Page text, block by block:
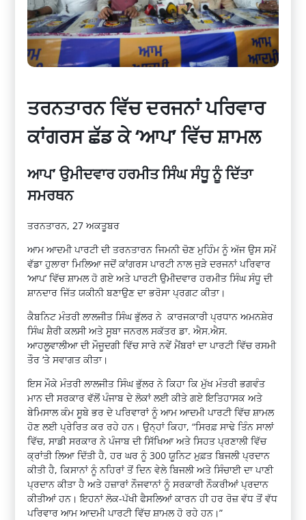
ਤਰਨਤਾਰਨ ਵਿੱਚ ਦਰਜਨਾਂ ਪਰਿਵਾਰ
ਕਾਂਗਰਸ ਛੱਡ ਕੇ ‘ਆਪ’ ਵਿੱਚ ਸ਼ਾਮਲ
ਆਪ’ ਉਮੀਦਵਾਰ ਹਰਮੀਤ ਸਿੰਘ ਸੰਧੂ ਨੂੰ ਦਿੱਤਾ
ਸਮਰਥਨ
ਤਰਨਤਾਰਨ, 27 ਅਕਤੂਬਰ
ਆਮ ਆਦਮੀ ਪਾਰਟੀ ਦੀ ਤਰਨਤਾਰਨ ਜਿਮਨੀ ਚੋਣ ਮੁਹਿੰਮ ਨੂੰ ਅੱਜ ਉਸ ਸਮੇਂ
ਵੱਡਾ ਹੁਲਾਰਾ ਮਿਲਿਆ ਜਦੋਂ ਕਾਂਗਰਸ ਪਾਰਟੀ ਨਾਲ ਜੁੜੇ ਦਰਜਨਾਂ ਪਰਿਵਾਰ
‘ਆਪ’ ਵਿੱਚ ਸ਼ਾਮਲ ਹੋ ਗਏ ਅਤੇ ਪਾਰਟੀ ਉਮੀਦਵਾਰ ਹਰਮੀਤ ਸਿੰਘ ਸੰਧੂ ਦੀ
ਸ਼ਾਨਦਾਰ ਜਿੱਤ ਯਕੀਨੀ ਬਣਾਉਣ ਦਾ ਭਰੋਸਾ ਪ੍ਰਗਟ ਕੀਤਾ।
ਕੈਬਨਿਟ ਮੰਤਰੀ ਲਾਲਜੀਤ ਸਿੰਘ ਭੁੱਲਰ ਨੇ ਕਾਰਜਕਾਰੀ ਪ੍ਰਧਾਨ ਅਮਨਸ਼ੇਰ
ਸਿੰਘ ਸ਼ੈਰੀ ਕਲਸੀ ਅਤੇ ਸੂਬਾ ਜਨਰਲ ਸਕੱਤਰ ਡਾ. ਐਸ.ਐਸ.
ਆਹਲੂਵਾਲੀਆ ਦੀ ਮੌਜੂਦਗੀ ਵਿੱਚ ਸਾਰੇ ਨਵੇਂ ਮੈਂਬਰਾਂ ਦਾ ਪਾਰਟੀ ਵਿੱਚ ਰਸਮੀ
ਤੌਰ ‘ਤੇ ਸਵਾਗਤ ਕੀਤਾ।
ਇਸ ਮੌਕੇ ਮੰਤਰੀ ਲਾਲਜੀਤ ਸਿੰਘ ਭੁੱਲਰ ਨੇ ਕਿਹਾ ਕਿ ਮੁੱਖ ਮੰਤਰੀ ਭਗਵੰਤ
ਮਾਨ ਦੀ ਸਰਕਾਰ ਵੱਲੋਂ ਪੰਜਾਬ ਦੇ ਲੋਕਾਂ ਲਈ ਕੀਤੇ ਗਏ ਇਤਿਹਾਸਕ ਅਤੇ
ਬੇਮਿਸਾਲ ਕੰਮ ਸੂਬੇ ਭਰ ਦੇ ਪਰਿਵਾਰਾਂ ਨੂੰ ਆਮ ਆਦਮੀ ਪਾਰਟੀ ਵਿੱਚ ਸ਼ਾਮਲ
ਹੋਣ ਲਈ ਪ੍ਰੇਰਿਤ ਕਰ ਰਹੇ ਹਨ। ਉਨ੍ਹਾਂ ਕਿਹਾ, “ਸਿਰਫ਼ ਸਾਢੇ ਤਿੰਨ ਸਾਲਾਂ
ਵਿੱਚ, ਸਾਡੀ ਸਰਕਾਰ ਨੇ ਪੰਜਾਬ ਦੀ ਸਿੱਖਿਆ ਅਤੇ ਸਿਹਤ ਪ੍ਰਣਾਲੀ ਵਿੱਚ
ਕ੍ਰਾਂਤੀ ਲਿਆ ਦਿੱਤੀ ਹੈ, ਹਰ ਘਰ ਨੂੰ 300 ਯੂਨਿਟ ਮੁਫ਼ਤ ਬਿਜਲੀ ਪ੍ਰਦਾਨ
ਕੀਤੀ ਹੈ, ਕਿਸਾਨਾਂ ਨੂੰ ਨਹਿਰਾਂ ਤੋਂ ਦਿਨ ਵੇਲੇ ਬਿਜਲੀ ਅਤੇ ਸਿੰਚਾਈ ਦਾ ਪਾਣੀ
ਪ੍ਰਦਾਨ ਕੀਤਾ ਹੈ ਅਤੇ ਹਜ਼ਾਰਾਂ ਨੌਜਵਾਨਾਂ ਨੂੰ ਸਰਕਾਰੀ ਨੌਕਰੀਆਂ ਪ੍ਰਦਾਨ
ਕੀਤੀਆਂ ਹਨ। ਇਹਨਾਂ ਲੋਕ-ਪੱਖੀ ਫੈਸਲਿਆਂ ਕਾਰਨ ਹੀ ਹਰ ਰੋਜ਼ ਵੱਧ ਤੋਂ ਵੱਧ
ਪਰਿਵਾਰ ਆਮ ਆਦਮੀ ਪਾਰਟੀ ਵਿੱਚ ਸ਼ਾਮਲ ਹੋ ਰਹੇ ਹਨ।”